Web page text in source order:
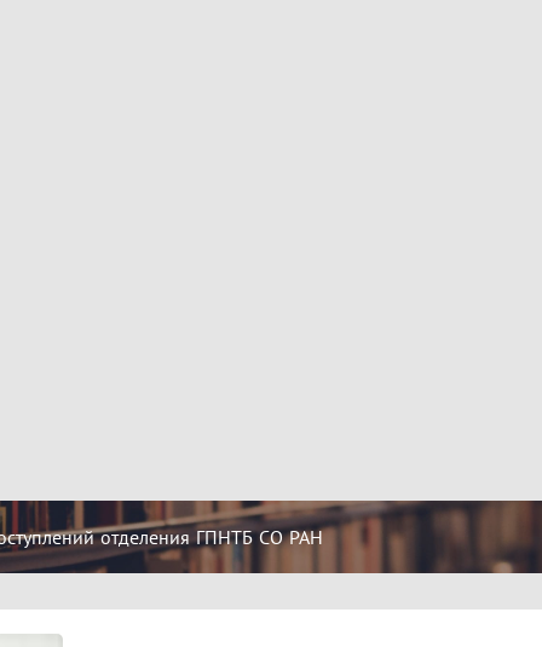
отделения ГПНТБ СО РАН